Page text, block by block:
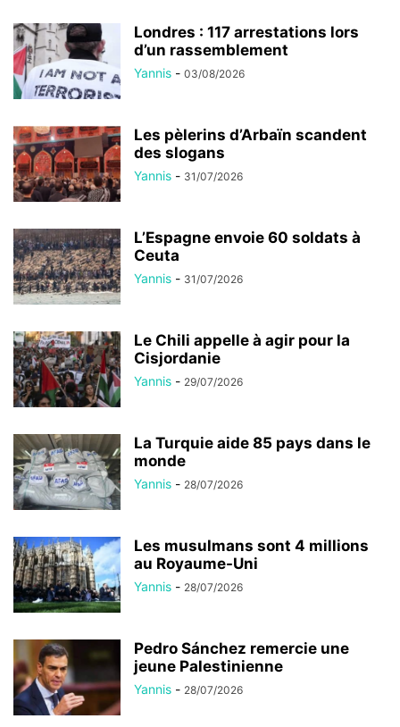
Londres : 117 arrestations lors
d’un rassemblement
Yannis - 03/08/2026
Les pèlerins d’Arbaïn scandent
des slogans
Yannis - 31/07/2026
L’Espagne envoie 60 soldats à
Ceuta
Yannis - 31/07/2026
Le Chili appelle à agir pour la
Cisjordanie
Yannis - 29/07/2026
La Turquie aide 85 pays dans le
monde
Yannis - 28/07/2026
Les musulmans sont 4 millions
au Royaume-Uni
Yannis - 28/07/2026
Pedro Sánchez remercie une
jeune Palestinienne
Yannis - 28/07/2026